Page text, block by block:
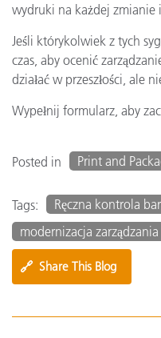
wydruki na każdej zmianie
Jeśli którykolwiek z tych
czas, aby ocenić
działać w przeszłości, ale
Wypełnij formularz, aby
Posted in Print and
Tags: Ręczna kontrola
modernizacja
🔗 Share This Blog